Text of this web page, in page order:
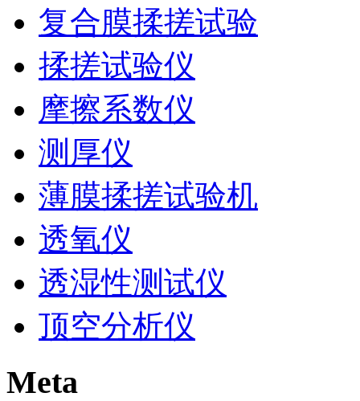
复合膜揉搓试验
揉搓试验仪
摩擦系数仪
测厚仪
薄膜揉搓试验机
透氧仪
透湿性测试仪
顶空分析仪
Meta